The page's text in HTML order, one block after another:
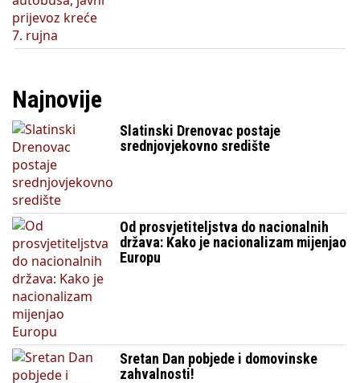
Najnovije
Slatinski Drenovac postaje
srednjovjekovno središte
Od prosvjetiteljstva do nacionalnih
država: Kako je nacionalizam mijenjao
Europu
Sretan Dan pobjede i domovinske
zahvalnosti!